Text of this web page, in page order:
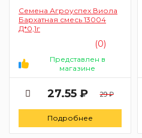
Семена Агроуспех Виола
Бархатная смесь 13004
Д*0,1г
(0)
Представлен в
магазине
27.55 ₽ 29 ₽
Подробнее